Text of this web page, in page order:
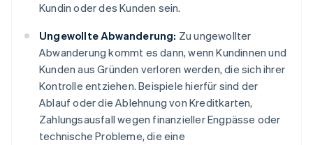
Kundin oder des Kunden sein.
Ungewollte Abwanderung: Zu ungewollter
Abwanderung kommt es dann, wenn Kundinnen und
Kunden aus Gründen verloren werden, die sich ihrer
Kontrolle entziehen. Beispiele hierfür sind der
Ablauf oder die Ablehnung von Kreditkarten,
Zahlungsausfall wegen finanzieller Engpässe oder
technische Probleme, die eine